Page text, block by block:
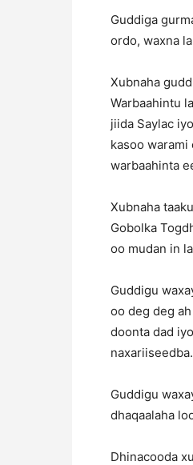
Guddiga
ordo, waxna
Xubnaha
Warbaahintu
jiida Saylac
kasoo warami
warbaahinta
Xubnaha
Gobolka
oo mudan in
Guddigu
oo deg deg
doonta dad
naxariiseedba.
Guddigu
dhaqaalaha
Dhinacooda